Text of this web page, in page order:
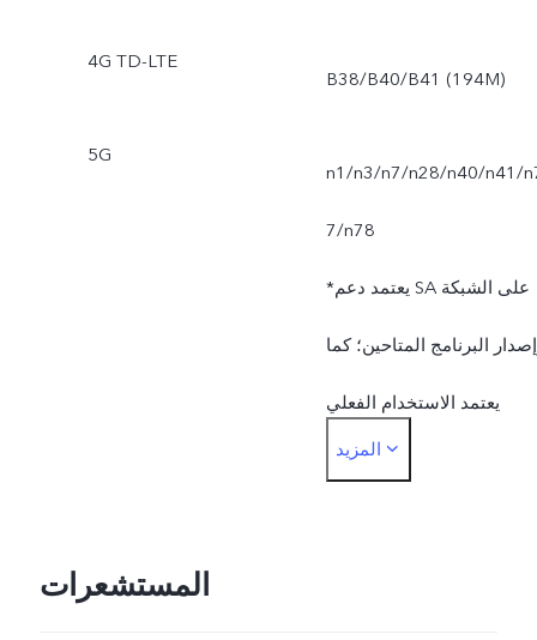
4G TD-LTE
B38/B40/B41 (194M)
5G
n1/n3/n7/n28/n40/n41/
7/n78
*يعتمد دعم SA على الشبكة
البرنامج المتاحين؛ كما
يعتمد الاستخدام الفعلي
لنطاق تردد الشبكة على
المزيد
المستشعرات